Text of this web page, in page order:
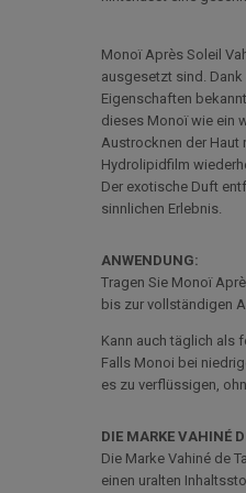
Monoï Après Soleil
ausgesetzt sind.
Eigenschaften
dieses Monoï wie ein
Austrocknen der Haut
Hydrolipidfilm
Der exotische Duft
sinnlichen Erlebnis.
ANWENDUNG:
Tragen Sie Monoï
bis zur vollständigen
Kann auch täglich als
Falls Monoi bei
es zu verflüssigen,
DIE MARKE VAHINÉ
Die Marke Vahiné de
einen uralten